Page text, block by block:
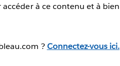
à ce contenu et à bien
?Connectez-vous ici.